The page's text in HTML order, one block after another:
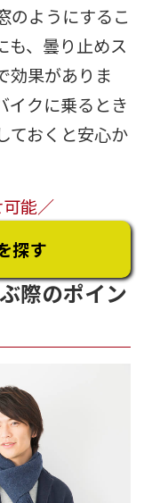
のようにするこ
も、曇り止めス
効果がありま
イクに乗るとき
ておくと安心か
能／
探す
際のポイン